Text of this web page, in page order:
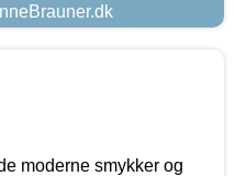
moderne smykker og